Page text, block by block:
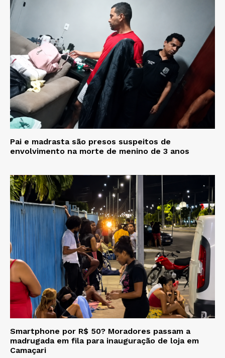
Pai e madrasta são presos suspeitos de
envolvimento na morte de menino de 3 anos
Smartphone por R$ 50? Moradores passam a
madrugada em fila para inauguração de loja em
Camaçari